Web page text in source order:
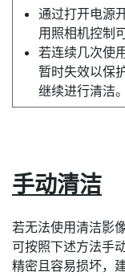
通过打开电源
用照相机控制
若连续几次使
暂时失效以保
继续进行清洁。
手动清洁
若无法使用清洁影
可按照下述方法手
精密且容易损坏，